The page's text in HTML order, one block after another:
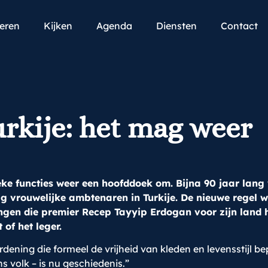
Kijken Agenda Diensten Contact
het mag weer
functies weer een hoofddoek om. Bijna 90 jaar
vrouwelijke ambtenaren in Turkije. De nieuwe regel
die premier Recep Tayyip Erdogan voor zijn land
het leger.
die formeel de vrijheid van kleden en levensstijl
volk – is nu geschiedenis.”